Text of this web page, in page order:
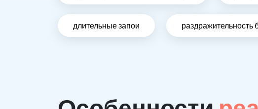
длительные запои раздражительность